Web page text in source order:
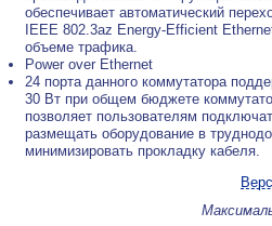
обеспечивает автоматический
IEEE 802.3az Energy-Efficient
объеме трафика.
Power over Ethernet
24 порта данного коммутатора
30 Вт при общем бюджете
позволяет пользователям
размещать оборудование в
минимизировать прокладку кабеля.